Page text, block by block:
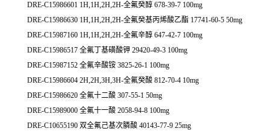
DRE-C15986601 1H,1H,2H,2H-全氟癸醇 678-39-7 100mg
DRE-C15986630 1H,1H,2H,2H-全氟癸基丙烯酸乙酯 17741-60-5 50mg
DRE-C15987160 1H,1H,2H,2H-全氟辛醇 647-42-7 100mg
DRE-C15986517 全氟丁基磺酸钾 29420-49-3 100mg
DRE-C15987152 全氟辛酸铵 3825-26-1 100mg
DRE-C15986604 2H,2H,3H,3H-全氟癸酸 812-70-4 10mg
DRE-C15986620 全氟十二酸 307-55-1 50mg
DRE-C15989000 全氟十一酸 2058-94-8 100mg
DRE-C10655190 双全氟己基次膦酸 40143-77-9 25mg